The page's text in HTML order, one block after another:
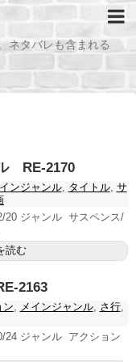
ネタバレも含まれる
RE-2170
ンジャンル, タイトル, サ
20 ジャンル サスペンス/
読む
2163
ン メインジャンル, さ行,
24 ジャンル アクション